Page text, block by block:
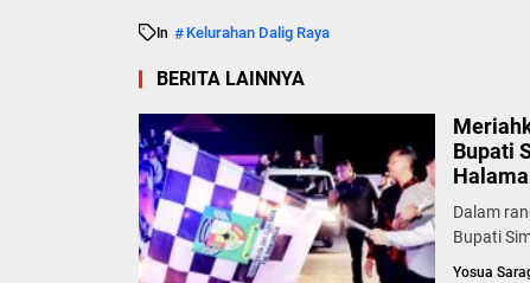
In Kelurahan Dalig Raya
BERITA LAINNYA
Bupati
Dalam
Bupati
Yosua